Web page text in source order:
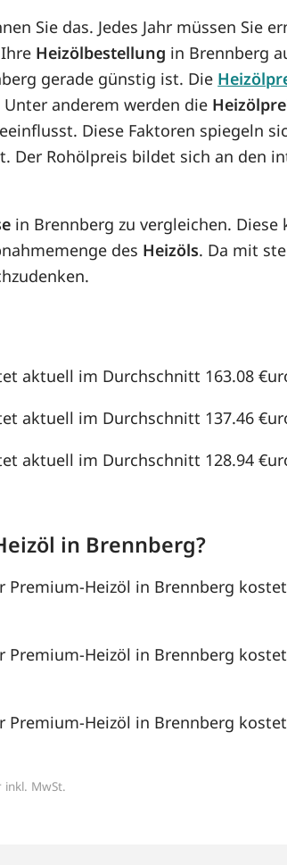
Sie das. Jedes Jahr müssen Sie
Heizölbestellung in Brennberg
gerade günstig ist. Die
anderem werden die
Diese Faktoren spiegeln
Der Rohölpreis bildet sich an den
in Brennberg zu vergleichen.
des Heizöls. Da mit
aktuell im Durchschnitt 163.08
aktuell im Durchschnitt 137.46
aktuell im Durchschnitt 128.94
in Brennberg?
Premium-Heizöl in Brennberg
Premium-Heizöl in Brennberg
Premium-Heizöl in Brennberg
inkl. MwSt.